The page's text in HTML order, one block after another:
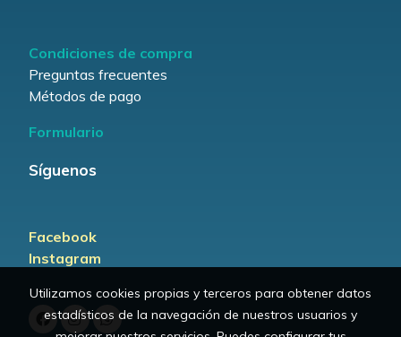
Condiciones de compra
Preguntas frecuentes
Métodos de pago
Formulario
Síguenos
Facebook
Instagram
Utilizamos cookies propias y terceros para obtener datos
estadísticos de la navegación de nuestros usuarios y